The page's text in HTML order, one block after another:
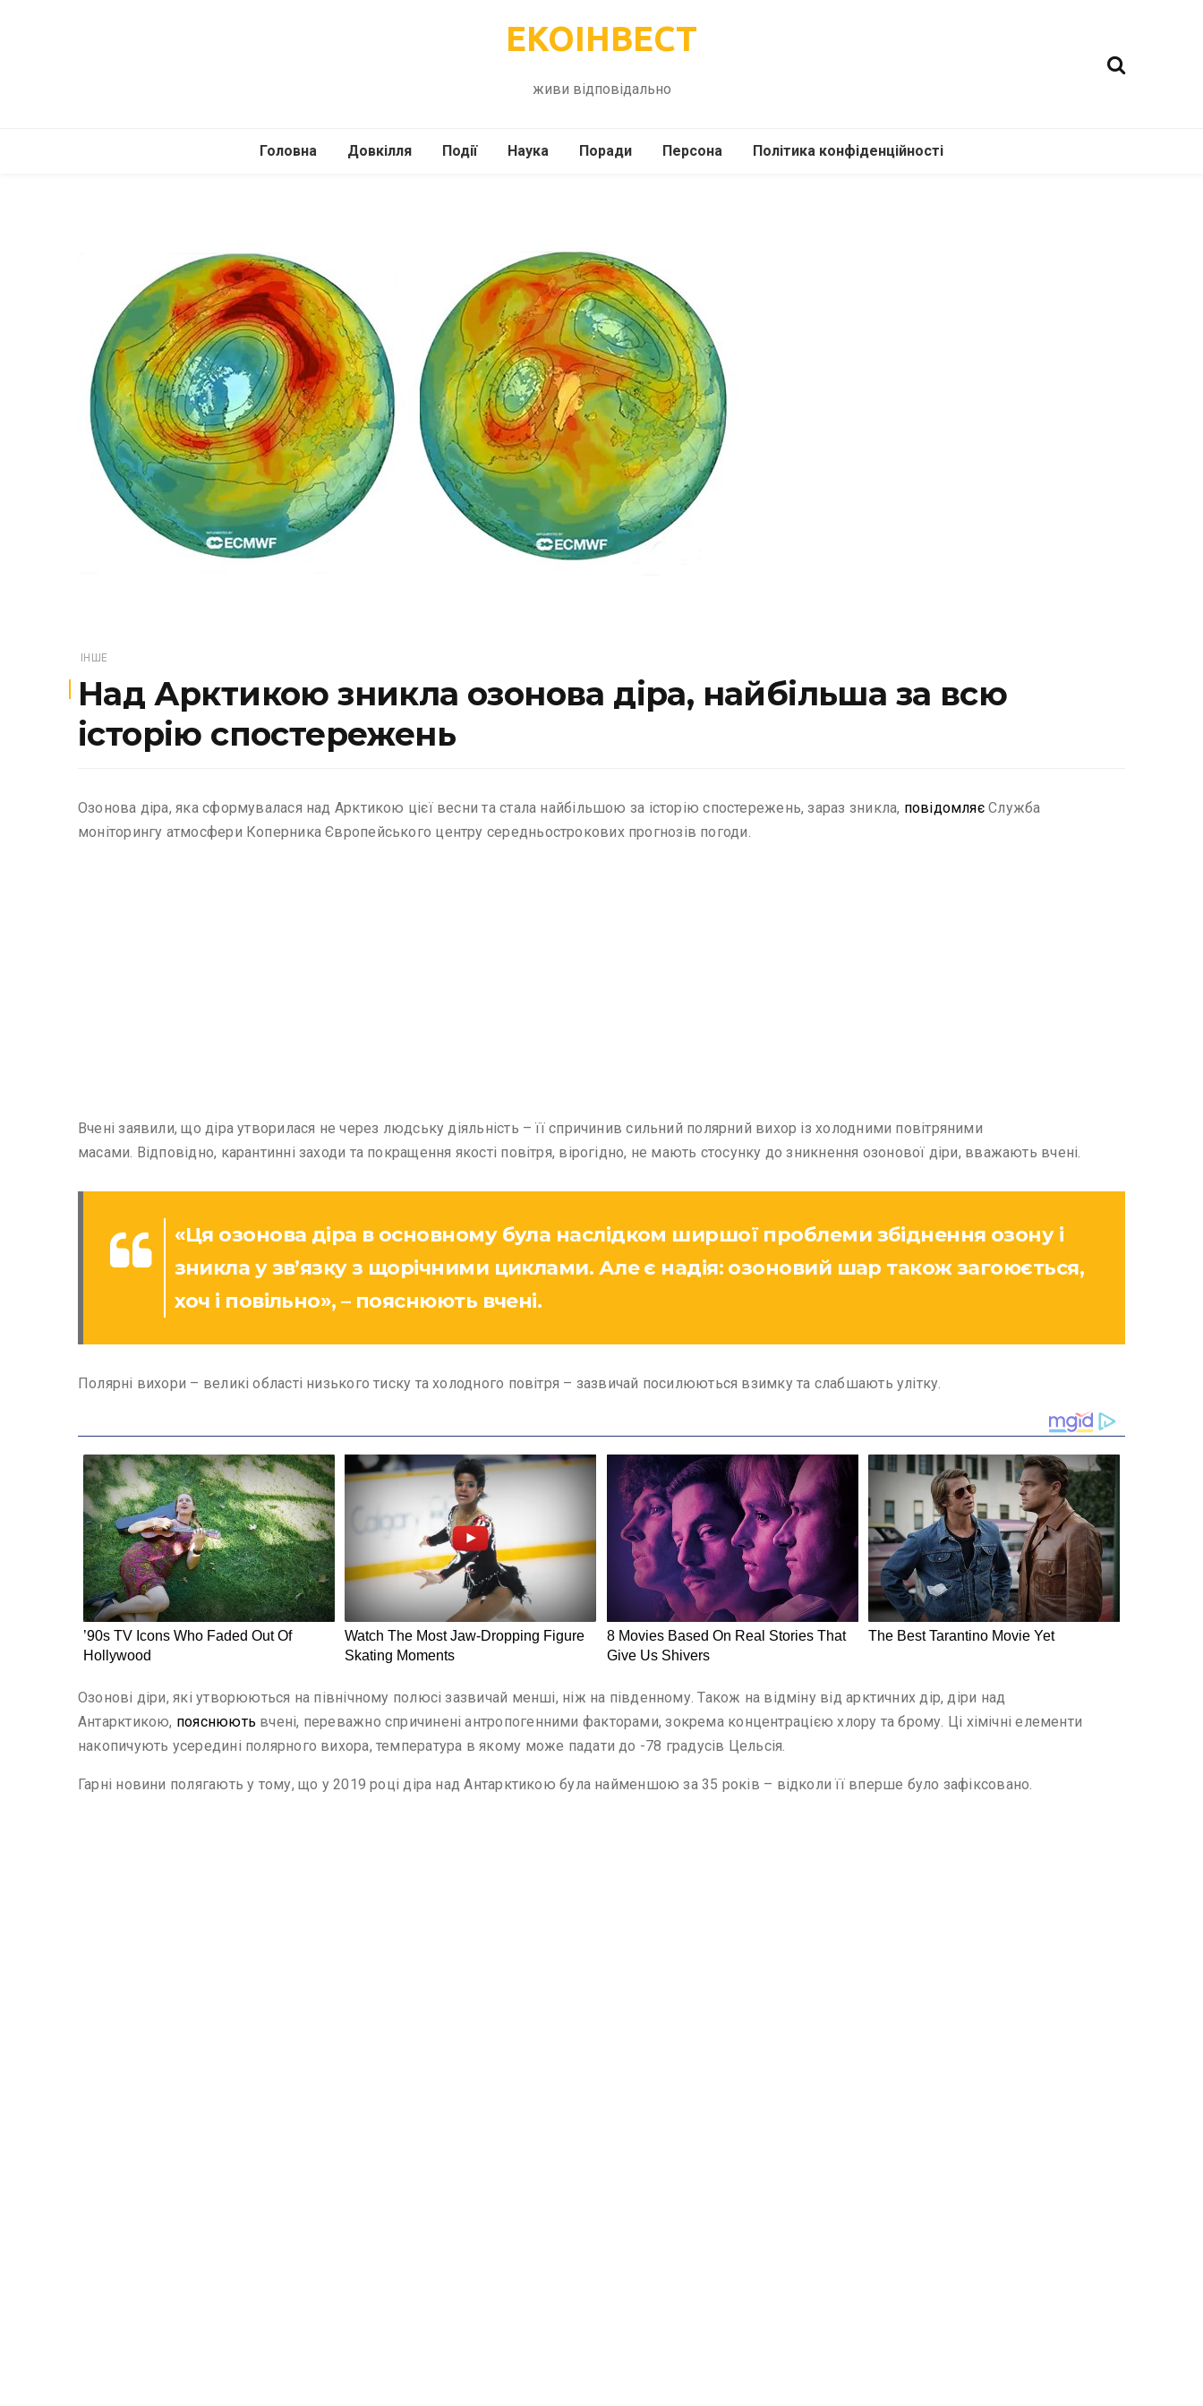
ЕКОІНВЕСТ
живи відповідально
Головна Довкілля Події Наука
Технології
Поради
Сад-Город
Персона Політика конфіденційності
ІНШЕ
Над Арктикою зникла озонова діра, найбільша за всю
історію спостережень
Озонова діра, яка сформувалася над Арктикою цієї весни та стала найбільшою за історію спостережень, зараз зникла, повідомляєСлужба
моніторингу атмосфери Коперника Європейського центру середньострокових прогнозів погоди.
Вчені заявили, що діра утворилася не через людську діяльність – її спричинив сильний полярний вихор із холодними повітряними
масами. Відповідно, карантинні заходи та покращення якості повітря, вірогідно, не мають стосунку до зникнення озонової діри, вважають вчені.
«Ця озонова діра в основному була наслідком ширшої проблеми збіднення озону і
зникла у зв’язку з щорічними циклами. Але є надія: озоновий шар також загоюється,
хоч і повільно», – пояснюють вчені.
Полярні вихори – великі області низького тиску та холодного повітря – зазвичай посилюються взимку та слабшають улітку.
Озонові діри, які утворюються на північному полюсі зазвичай менші, ніж на південному. Також на відміну від арктичних дір, діри над
Антарктикою, пояснюють вчені, переважно спричинені антропогенними факторами, зокрема концентрацією хлору та брому. Ці хімічні елементи
накопичують усередині полярного вихора, температура в якому може падати до -78 градусів Цельсія.
Гарні новини полягають у тому, що у 2019 році діра над Антарктикою була найменшою за 35 років – відколи її вперше було зафіксовано.